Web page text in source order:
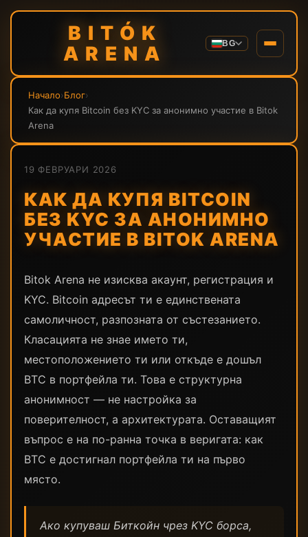
BITÓK
ARENA
BG
Начало›Блог›
Как да купя Bitcoin без KYC за анонимно участие в Bitok
Arena
19 ФЕВРУАРИ 2026
КАК ДА КУПЯ BITCOIN
БЕЗ KYC ЗА АНОНИМНО
УЧАСТИЕ В BITOK ARENA
Bitok Arena не изисква акаунт, регистрация и
KYC. Bitcoin адресът ти е единствената
самоличност, разпозната от състезанието.
Класацията не знае името ти,
местоположението ти или откъде е дошъл
BTC в портфейла ти. Това е структурна
анонимност — не настройка за
поверителност, а архитектурата. Оставащият
въпрос е на по-ранна точка в веригата: как
BTC е достигнал портфейла ти на първо
място.
Ако купуваш Биткойн чрез KYC борса,